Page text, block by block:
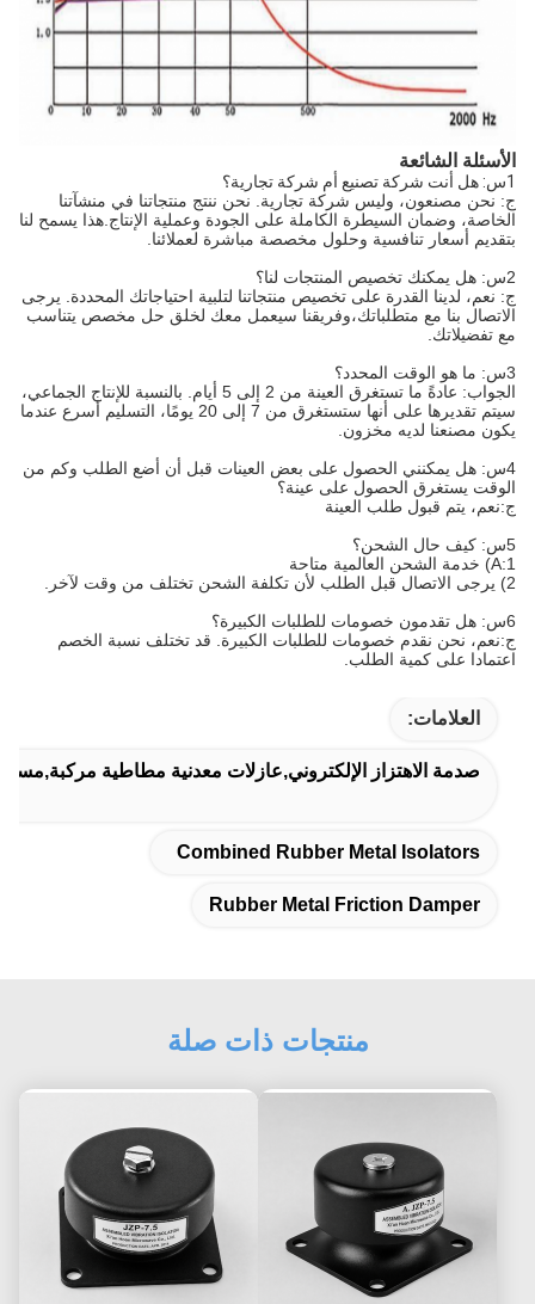
الأسئلة الشائعة
ج: نحن مصنعون، وليس شركة تجارية. نحن ننتج منتجاتنا في منشآتنا
الخاصة، وضمان السيطرة الكاملة على الجودة وعملية الإنتاج.هذا يسمح لنا
بتقديم أسعار تنافسية وحلول مخصصة مباشرة لعملائنا.
ج: نعم، لدينا القدرة على تخصيص منتجاتنا لتلبية احتياجاتك المحددة. يرجى
الاتصال بنا مع متطلباتك،وفريقنا سيعمل معك لخلق حل مخصص يتناسب
مع تفضيلاتك.
الجواب: عادةً ما تستغرق العينة من 2 إلى 5 أيام. بالنسبة للإنتاج الجماعي،
سيتم تقديرها على أنها ستستغرق من 7 إلى 20 يومًا، التسليم أسرع عندما
يكون مصنعنا لديه مخزون.
4س: هل يمكنني الحصول على بعض العينات قبل أن أضع الطلب وكم من
الوقت يستغرق الحصول على عينة؟
ج:نعم، يتم قبول طلب العينة
5س: كيف حال الشحن؟
A:1) خدمة الشحن العالمية متاحة
ج:نعم، نحن نقدم خصومات للطلبات الكبيرة. قد تختلف نسبة الخصم
اعتمادا على كمية الطلب.
العلامات:
صدمة الاهتزاز الإلكتروني,عازلات معدنية مطاطية
Combined Rubber Metal Isolators
Rubber Metal Friction Damper
منتجات ذات صلة